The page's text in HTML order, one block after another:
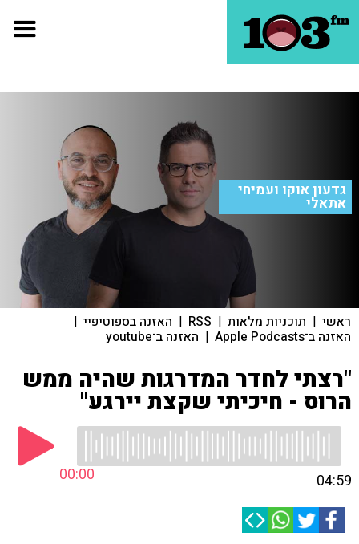
גדעון אוקו ועמיחי
אתאלי
ראשי | תוכניות מלאות |
RSS
| האזנה בספוטיפיי |
האזנה ב־Apple Podcasts | האזנה ב־youtube
"רצתי לחדר המדרגות שהיה ממש
הרוס - חיכיתי שקצת יירגע"
00:00 04:59